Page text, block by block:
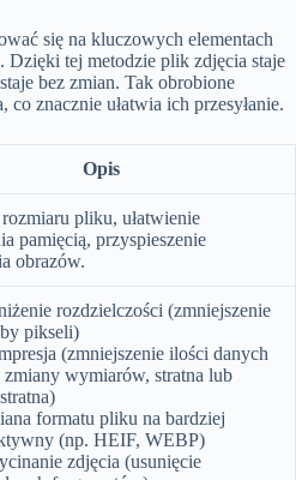
się na kluczowych elementach
Dzięki tej metodzie plik zdjęcia staje
bez zmian. Tak obrobione
znacznie ułatwia ich przesyłanie.
Opis
pliku, ułatwienie
pamięcią, przyspieszenie
obrazów.
rozdzielczości (zmniejszenie
pikseli)
(zmniejszenie ilości danych
zmiany wymiarów, stratna lub
formatu pliku na bardziej
(np. HEIF, WEBP)
zdjęcia (usunięcie